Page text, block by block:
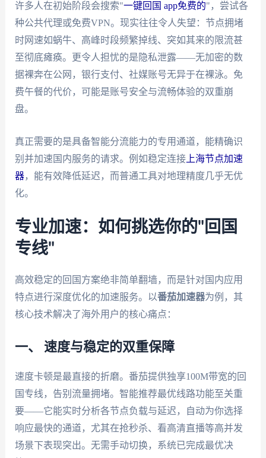
许多人在初始阶段会搜索"一键回国 app免费的"，尝试各
种公共代理或免费VPN。现实往往令人失望：节点拥堵
时网速如蜗牛、高峰时段频繁掉线、突如其来的限流甚
至彻底瘫痪。更令人担忧的是隐私泄露——无加密的数
据裸奔在公网，银行支付、社媒账号无异于在裸泳。免
费午餐的代价，可能是账号安全与流畅体验的双重崩
盘。
真正需要的是具备智能分流能力的专用通道，能精确识
别并加速国内服务的请求。例如稳定连接上海节点加速
器，能有效降低延迟，而普通工具对地理精度几乎无优
化。
专业加速：如何挑选你的"回国
专线"
高效稳定的回国方案绝非简单翻墙，而是针对国内应用
特点进行深度优化的加速服务。以番茄加速器为例，其
核心技术解决了海外用户的核心痛点：
一、 速度与稳定的双重保障
速度卡顿是最直接的折磨。番茄提供独享100M带宽的回
国专线，告别流量拥堵。智能推荐最优线路功能至关重
要——它能实时分析各节点负载与延迟，自动为你选择
响应最快的通道，尤其在抢秒杀、看高清直播等高并发
场景下表现突出。无需手动切换，系统已完成最优决